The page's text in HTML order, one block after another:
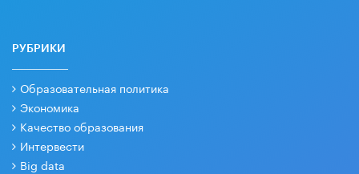
РУБРИКИ
Образовательная политика
Экономика
Качество образования
Интервести
Big data